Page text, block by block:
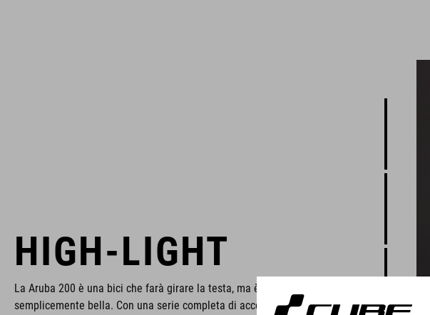
HIGH-LIGHT
La Aruba 200 è una bici che farà girare la testa, ma è molto più che
semplicemente bella. Con una serie completa di accessori, fra cui